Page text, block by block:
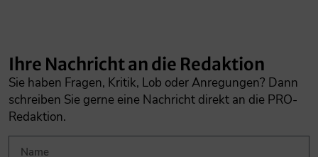
Ihre Nachricht an die Redaktion
Sie haben Fragen, Kritik, Lob oder Anregungen? Dann
schreiben Sie gerne eine Nachricht direkt an die PRO-
Redaktion.